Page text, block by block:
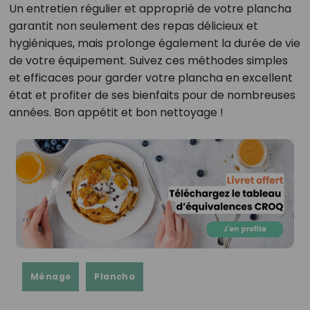
Un entretien régulier et approprié de votre plancha
garantit non seulement des repas délicieux et
hygiéniques, mais prolonge également la durée de vie
de votre équipement. Suivez ces méthodes simples
et efficaces pour garder votre plancha en excellent
état et profiter de ses bienfaits pour de nombreuses
années. Bon appétit et bon nettoyage !
Ménage Plancha